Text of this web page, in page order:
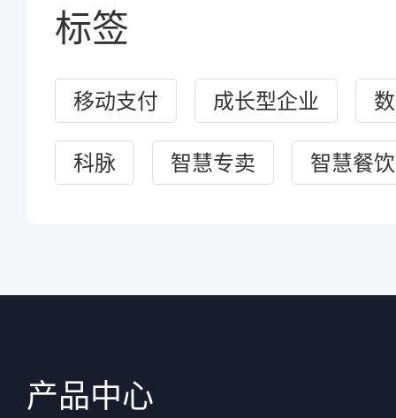
标签
移动支付 成长型企业
科脉 智慧专卖 智慧餐饮
产品中心